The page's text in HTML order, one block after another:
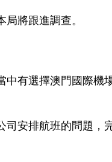
將跟進調查。
有選擇澳門國際機
安排航班的問題，